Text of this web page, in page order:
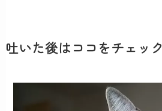
吐いた後はココをチェック